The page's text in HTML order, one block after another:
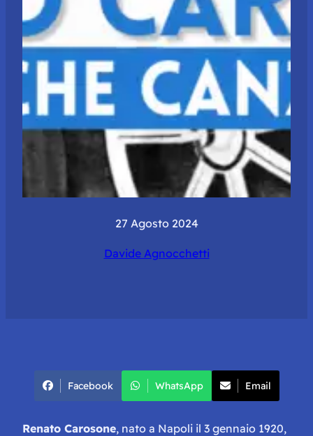
27 Agosto 2024
Davide Agnocchetti
Facebook WhatsApp Email
Renato Carosone, nato a Napoli il 3 gennaio 1920,